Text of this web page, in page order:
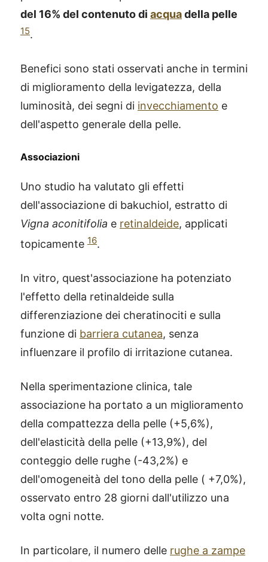
del 16% del contenuto di acquadella pelle
15.
Benefici sono stati osservati anche in termini
di miglioramento della levigatezza, della
luminosità, dei segni di invecchiamento e
dell'aspetto generale della pelle.
Associazioni
Uno studio ha valutato gli effetti
dell'associazione di bakuchiol, estratto di
Vigna aconitifolia e retinaldeide, applicati
topicamente 16.
In vitro, quest'associazione ha potenziato
l'effetto della retinaldeide sulla
differenziazione dei cheratinociti e sulla
funzione di barriera cutanea, senza
influenzare il profilo di irritazione cutanea.
Nella sperimentazione clinica, tale
associazione ha portato a un miglioramento
della compattezza della pelle (+5,6%),
dell'elasticità della pelle (+13,9%), del
conteggio delle rughe (-43,2%) e
dell'omogeneità del tono della pelle ( +7,0%),
osservato entro 28 giorni dall'utilizzo una
volta ogni notte.
In particolare, il numero delle rughe a zampe